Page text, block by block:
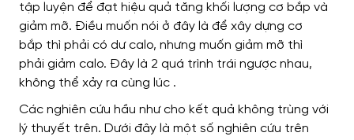
tập luyện để đạt hiệu quả tăng khối lượng cơ bắp và
giảm mỡ. Điều muốn nói ở đây là để xây dựng cơ
bắp thì phải có dưcalo, nhưng muốn giảm mỡ thì
phải giảm calo. Đây là 2 quá trình trái ngược nhau,
không thể xảy ra cùng lúc .
Các nghiên cứu hầu như cho kết quả không trùng với
lý thuyết trên. Dưới đây là một số nghiên cứu trên